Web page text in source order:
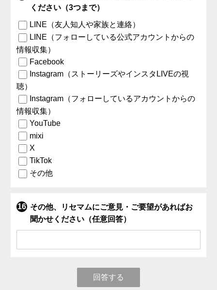
ください（3つまで）
LINE（友人知人や家族と連絡）
LINE（フォローしている公式アカウントからの
情報収集）
Facebook
Instagram（ストーリーズやインスタLIVEの視
聴）
Instagram（フォローしているアカウントからの
情報収集）
YouTube
mixi
X
TikTok
その他
その他、リセマムにご意見・ご要望があればお
聞かせください（任意回答）
回答する